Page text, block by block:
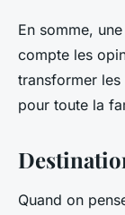
En somme,
compte les
transformer
pour toute la
Quand on